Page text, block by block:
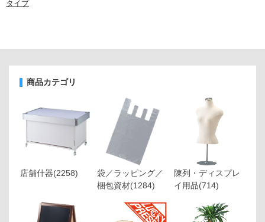
タイプ
商品カテゴリ
店舗什器(2258)
袋／ラッピング／
梱包資材(1284)
陳列・ディスプレ
イ用品(714)